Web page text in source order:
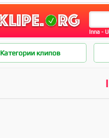
Inna -
Категории клипов